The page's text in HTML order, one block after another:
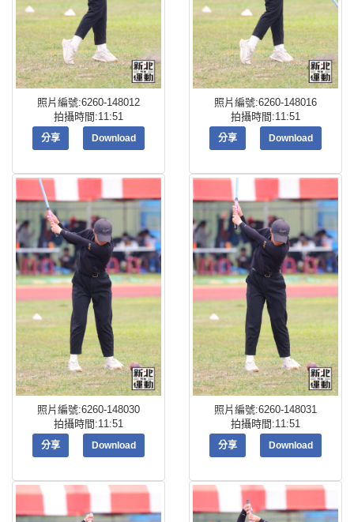
照片編號:6260-148012
拍攝時間:11:51
分享 Download
照片編號:6260-148016
拍攝時間:11:51
分享 Download
照片編號:6260-148030
拍攝時間:11:51
分享 Download
照片編號:6260-148031
拍攝時間:11:51
分享 Download